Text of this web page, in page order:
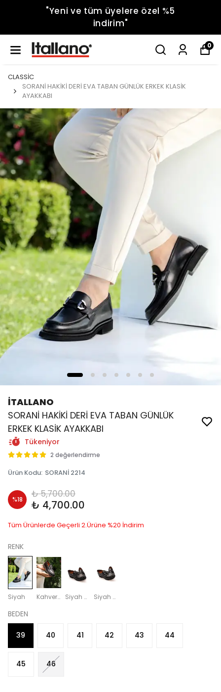
"Yeni ve tüm üyelere özel %5
indirim"
0
CLASSİC
SORANİ HAKİKİ DERİ EVA TABAN GÜNLÜK ERKEK KLASİK
AYAKKABI
İTALLANO
SORANİ HAKİKİ DERİ EVA TABAN GÜNLÜK
ERKEK KLASİK AYAKKABI
Tükeniyor
2 değerlendirme
Ürün Kodu: SORANİ 2214
%18 ₺ 5,700.00
₺ 4,700.00
Tüm Ürünlerde Geçerli 2.Ürüne %20 İndirim
RENK
Siyah Kahverengi Siyah açma Siyah Rugan
BEDEN
39 40 41 42 43 44
45 46